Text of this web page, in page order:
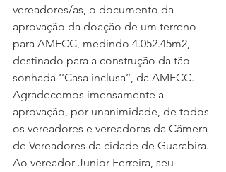
vereadores/as, o documento da
aprovação da doação de um terreno
para AMECC, medindo 4.052.45m2,
destinado para a construção da tão
sonhada ‘’Casa inclusa’’, da AMECC.
Agradecemos imensamente a
aprovação, por unanimidade, de todos
os vereadores e vereadoras da Câmera
de Vereadores da cidade de Guarabira.
Ao vereador Junior Ferreira, seu